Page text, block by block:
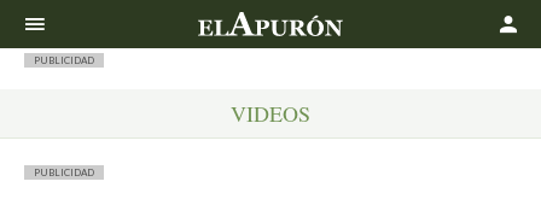
PUBLICIDAD
VIDEOS
PUBLICIDAD